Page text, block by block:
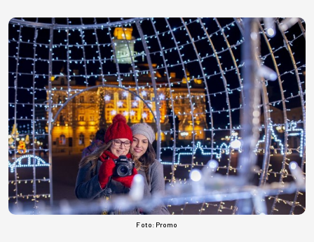
Foto: Promo